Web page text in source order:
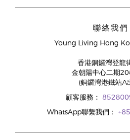
聯絡我們
Young Living Hong
香港銅鑼灣登龍
金朝陽中心二期20
(銅鑼灣港鐵站A
顧客服務：
WhatsApp聯繫我們：